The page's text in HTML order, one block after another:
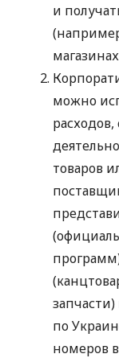
и
можно
товаров
по
номеров